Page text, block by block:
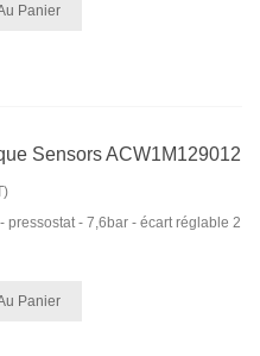
Panier
Sensors ACW1M129012
pressostat - 7,6bar - écart réglable 2
Panier